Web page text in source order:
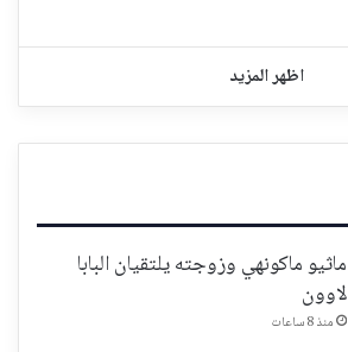
اظهر المزيد
ماثيو ماكونهي وزوجته يلتقيان البابا
لاوون
منذ 8 ساعات